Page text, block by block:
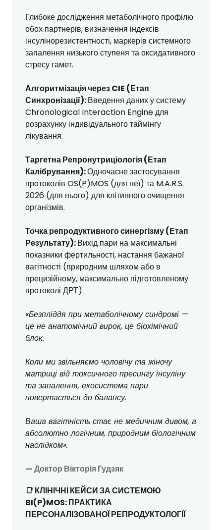
Глибоке дослідження метаболічного профілю
обох партнерів, визначення індексів
інсулінорезистентності, маркерів системного
запалення низького ступеня та оксидативного
стресу гамет.
Алгоритмізація через CIE (Етап
Синхронізації):Введення даних у систему
Chronological Interaction Engine для
розрахунку індивідуального таймінгу
лікування.
Таргетна Репронутриціологія (Етап
Калібрування):Одночасне застосування
протоколів OS(P)MOS (для неї) та M.A.R.S.
2026 (для нього) для клітинного очищення
організмів.
Точка репродуктивного синергізму (Етап
Результату):Вихід пари на максимальні
показники фертильності, настання бажаної
вагітності (природним шляхом або в
прецизійному, максимально підготовленому
протоколі ДРТ).
«Безпліддя при метаболічному синдромі —
це не анатомічний вирок, це біохімічний
блок.
Коли ми звільняємо чоловічу та жіночу
матриці від токсичного пресингу інсуліну
та запалення, екосистема пари
повертається до балансу.
Ваша вагітність стає не медичним дивом, а
абсолютно логічним, природним біологічним
наслідком».
— Доктор Вікторія Гудзяк
📑 КЛІНІЧНІ КЕЙСИ ЗА СИСТЕМОЮ
BI(P)MOS: ПРАКТИКА
ПЕРСОНАЛІЗОВАНОЇ РЕПРОДУКТОЛОГІЇ